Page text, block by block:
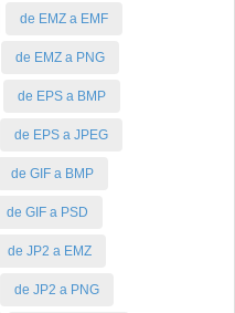
de EMZ a EMF
de EMZ a PNG
de EPS a BMP
de EPS a JPEG
de GIF a BMP
de GIF a PSD
de JP2 a EMZ
de JP2 a PNG